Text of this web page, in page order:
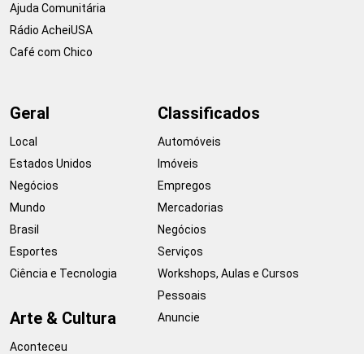
Ajuda Comunitária
Rádio AcheiUSA
Café com Chico
Geral
Local
Estados Unidos
Negócios
Mundo
Brasil
Esportes
Ciência e Tecnologia
Arte & Cultura
Aconteceu
Classificados
Automóveis
Imóveis
Empregos
Mercadorias
Negócios
Serviços
Workshops, Aulas e Cursos
Pessoais
Anuncie